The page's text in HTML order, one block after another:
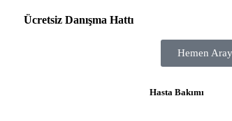
Ücretsiz Danışma Hattı
Hemen
Hasta Bakımı